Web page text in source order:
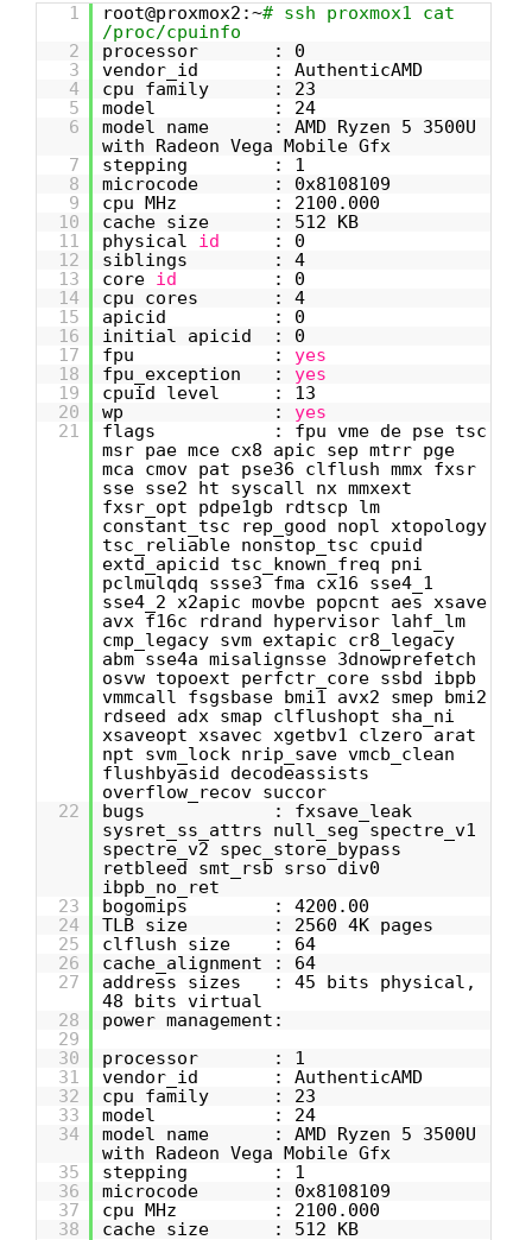
1 root@proxmox2:~# ssh proxmox1 cat
/proc/cpuinfo
2
processor : 0
3
vendor_id : AuthenticAMD
4
cpu family : 23
5
model : 24
6
model name : AMD Ryzen 5 3500U
with Radeon Vega Mobile Gfx
7
stepping : 1
8
microcode : 0x8108109
9
cpu MHz : 2100.000
10
cache size : 512 KB
11
physical id
: 0
12
siblings : 4
13
core id
: 0
14
cpu cores : 4
15
apicid : 0
16
initial apicid : 0
17
fpu : yes
18
fpu_exception : yes
19
cpuid level : 13
20
wp : yes
21
flags : fpu vme de pse tsc
msr pae mce cx8 apic sep mtrr pge
mca cmov pat pse36 clflush mmx fxsr
sse sse2 ht syscall nx mmxext
fxsr_opt pdpe1gb rdtscp lm
constant_tsc rep_good nopl xtopology
tsc_reliable nonstop_tsc cpuid
extd_apicid tsc_known_freq pni
pclmulqdq ssse3 fma cx16 sse4_1
sse4_2 x2apic movbe popcnt aes xsave
avx f16c rdrand hypervisor lahf_lm
cmp_legacy svm extapic cr8_legacy
abm sse4a misalignsse 3dnowprefetch
osvw topoext perfctr_core ssbd ibpb
vmmcall fsgsbase bmi1 avx2 smep bmi2
rdseed adx smap clflushopt sha_ni
xsaveopt xsavec xgetbv1 clzero arat
npt svm_lock nrip_save vmcb_clean
flushbyasid decodeassists
overflow_recov succor
22
bugs : fxsave_leak
sysret_ss_attrs null_seg spectre_v1
spectre_v2 spec_store_bypass
retbleed smt_rsb srso div0
ibpb_no_ret
23
bogomips : 4200.00
24
TLB size : 2560 4K pages
25
clflush size : 64
26
cache_alignment : 64
27
address sizes : 45 bits physical,
48 bits virtual
28
power management:
29
30
processor : 1
31
vendor_id : AuthenticAMD
32
cpu family : 23
33
model : 24
34
model name : AMD Ryzen 5 3500U
with Radeon Vega Mobile Gfx
35
stepping : 1
36
microcode : 0x8108109
37
cpu MHz : 2100.000
38
cache size : 512 KB